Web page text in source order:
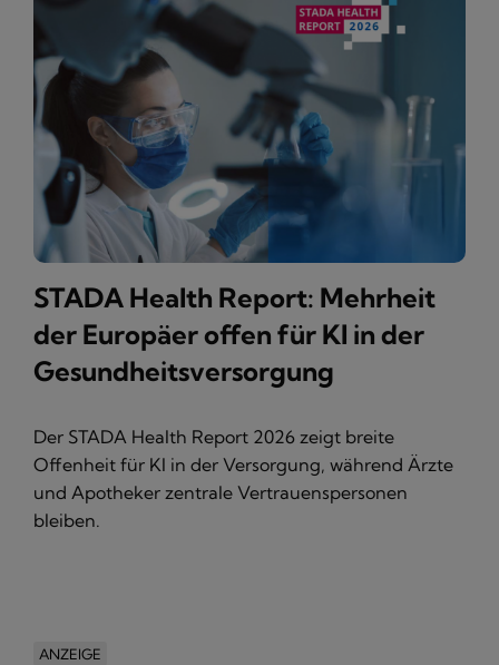
STADA Health Report: Mehrheit
der Europäer offen für KI in der
Gesundheitsversorgung
Der STADA Health Report 2026 zeigt breite
Offenheit für KI in der Versorgung, während Ärzte
und Apotheker zentrale Vertrauenspersonen
bleiben.
ANZEIGE